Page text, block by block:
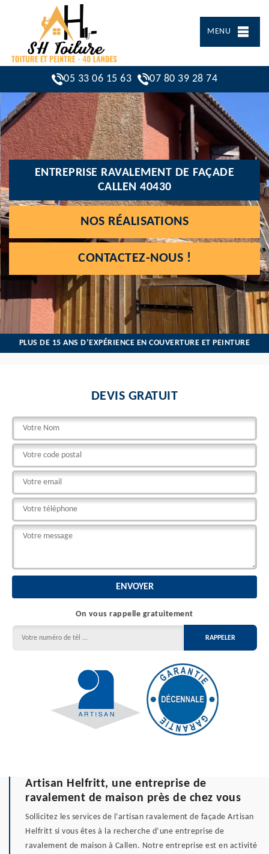
MENU
05 33 06 15 63 07 80 39 28 74
ENTREPRISE RAVALEMENT DE FAÇADE
CALLEN 40430
NOS RÉALISATIONS
CONTACTEZ-NOUS !
PLUS DE 15 ANS D’EXPÉRIENCE EN COUVERTURE ET PEINTURE
DEVIS GRATUIT
On vous rappelle gratuitement
Artisan Helfritt, une entreprise de
ravalement de maison près de chez vous
Sollicitez les services de l’artisan ravalement de façade Artisan
Helfritt si vous êtes à la recherche d’une entreprise de
ravalement de maison à Callen. Notre entreprise est en activité